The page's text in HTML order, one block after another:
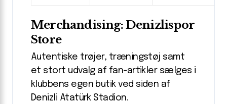
Merchandising: Denizlispor
Store
Autentiske trøjer, træningstøj samt
et stort udvalg af fan-artikler sælges i
klubbens egen butik ved siden af
Denizli Atatürk Stadion.